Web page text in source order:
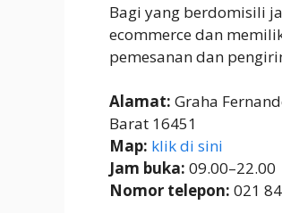
Bagi yang berdomisili
ecommerce dan
pemesanan dan
Alamat: Graha
Barat 16451
Map: klik di sini
Jam buka: 09.00–22.00
Nomor telepon: 021